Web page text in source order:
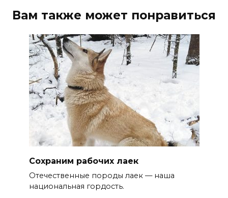
Вам также может понравиться
Сохраним рабочих лаек
Отечественные породы лаек — наша
национальная гордость.